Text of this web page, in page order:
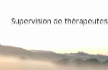
Supervision de thérapeutes